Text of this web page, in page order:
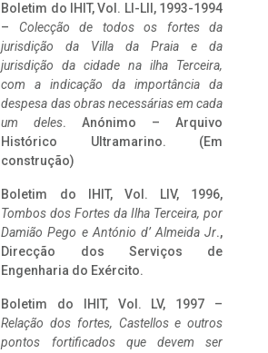
Boletim do IHIT, Vol. LI-LII, 1993-1994
– Colecção de todos os fortes da
jurisdição da Villa da Praia e da
jurisdição da cidade na ilha Terceira,
com a indicação da importância da
despesa das obras necessárias em cada
um deles. Anónimo – Arquivo
Histórico Ultramarino. (Em
construção)
Boletim do IHIT, Vol. LIV, 1996,
Tombos dos Fortes da Ilha Terceira, por
Damião Pego e António d’ Almeida Jr.,
Direcção dos Serviços de
Engenharia do Exército.
Boletim do IHIT, Vol. LV, 1997 –
Relação dos fortes, Castellos e outros
pontos fortificados que devem ser